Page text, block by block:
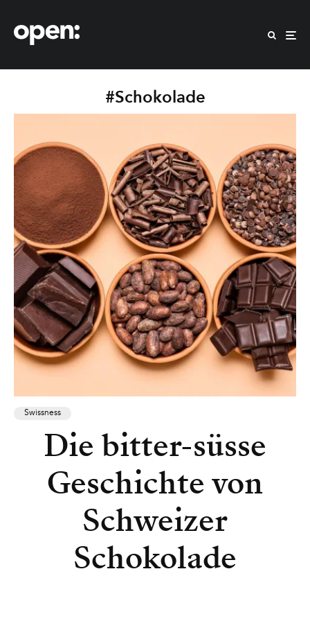
#Schokolade
Swissness
Die bitter-süsse
Geschichte von
Schweizer
Schokolade